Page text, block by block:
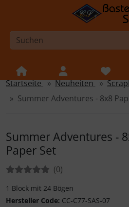
Sprungnavigation
Springe zur Navigation
Springe zum Inhalt
Springe zum Button für
Springe zu den allgemeinen
Startseite Neuheiten
Summer Adventures - 8x8
Summer Adventures -
Paper Set
Bewertungen:(0Bewertungen
)
1 Block mit 24 Bögen
Hersteller Code: CC-C77-SAS-07